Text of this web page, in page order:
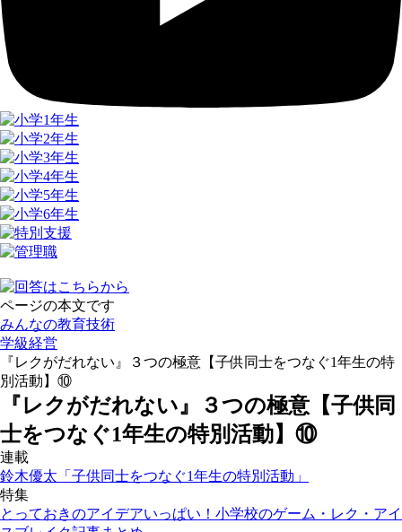
ページの本文です
みんなの教育技術
学級経営
『レクがだれない』３つの極意【子供同士をつなぐ1年生の特
別活動】⑩
『レクがだれない』３つの極意【子供同
士をつなぐ1年生の特別活動】⑩
連載
鈴木優太「子供同士をつなぐ1年生の特別活動」
特集
とっておきのアイデアいっぱい！小学校のゲーム・レク・アイ